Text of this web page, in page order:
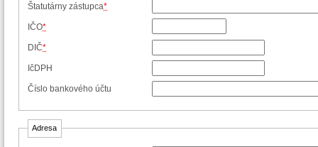
Štatutárny zástupca*
IČO*
DIČ*
IčDPH
Číslo bankového účtu
Adresa